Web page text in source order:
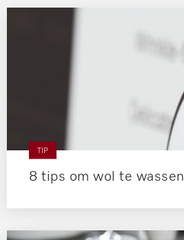
TIP
8 tips om wol te wassen